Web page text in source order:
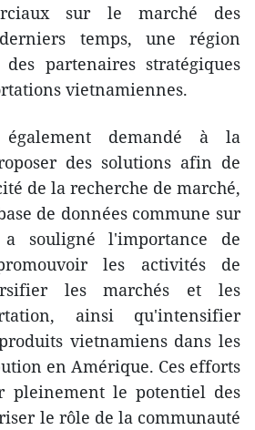
sur le marché des
temps, une région
partenaires stratégiques
vietnamiennes.
demandé à la
des solutions afin de
de la recherche de marché,
de données commune sur
souligné l'importance de
les activités de
les marchés et les
ainsi qu'intensifier
vietnamiens dans les
en Amérique. Ces efforts
pleinement le potentiel des
le rôle de la communauté